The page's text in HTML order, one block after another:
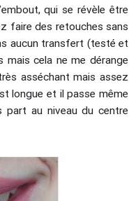
qui se révèle être
faire des retouches sans
aucun transfert (testé et
cela ne me dérange
asséchant mais assez
longue et il passe même
part au niveau du centre